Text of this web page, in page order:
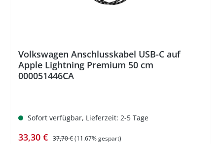
Volkswagen Anschlusskabel USB-C auf
Apple Lightning Premium 50 cm
000051446CA
Sofort verfügbar, Lieferzeit: 2-5 Tage
Verkaufspreis:
33,30 € Regulärer Preis:
37,70 €(11.67% gespart)